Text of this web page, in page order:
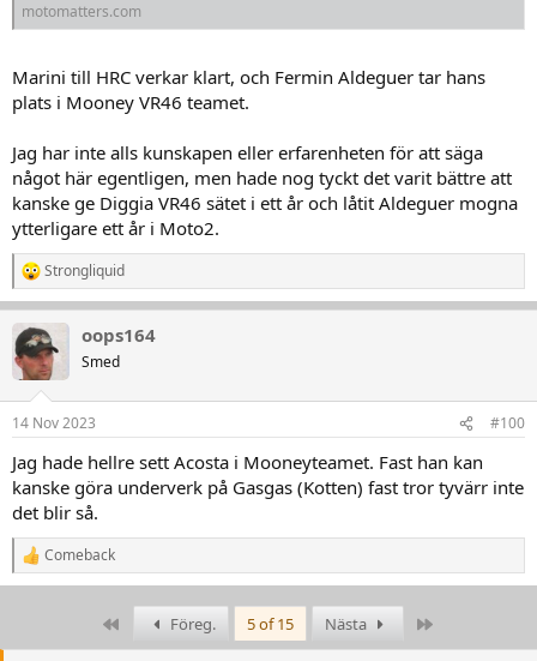
motomatters.com
Marini till HRC verkar klart, och Fermin Aldeguer tar hans
plats i Mooney VR46 teamet.
Jag har inte alls kunskapen eller erfarenheten för att säga
något här egentligen, men hade nog tyckt det varit bättre att
kanske ge Diggia VR46 sätet i ett år och låtit Aldeguer mogna
ytterligare ett år i Moto2.
R
e
a
k
t
i
e
:
Strongliquid
oops164
Smed
14 Nov 2023 #100
Jag hade hellre sett Acosta i Mooneyteamet. Fast han kan
kanske göra underverk på Gasgas (Kotten) fast tror tyvärr inte
det blir så.
R
e
Comeback
Föreg. 5 of 15 Nästa